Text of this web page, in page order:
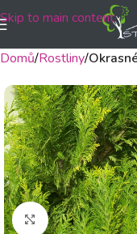
Skip to main content
Domů Rostliny
Klikněte pro